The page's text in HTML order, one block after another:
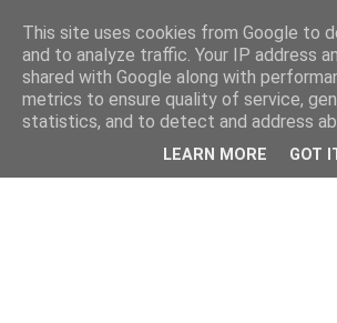
This site uses cookies from Google to
and to analyze traffic. Your IP address
shared with Google along with
metrics to ensure quality of service,
statistics, and to detect and address
LEARN MORE GOT